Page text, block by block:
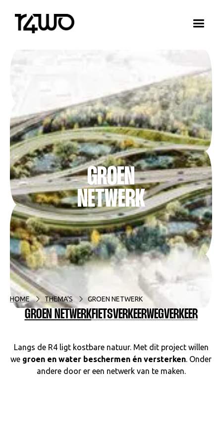
GROEN
NETWERK
HOME THEMA'S GROEN NETWERK
GROEN NETWERKFIETSVERKEERWEGVERKEER
Langs de R4 ligt kostbare natuur. Met dit project willen
we groen en water beschermen én versterken. Onder
andere door er een netwerk van te maken.